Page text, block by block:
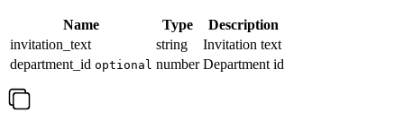
Name Type
Description
invitation_text
string
Invitation text
department_id optional number Department id